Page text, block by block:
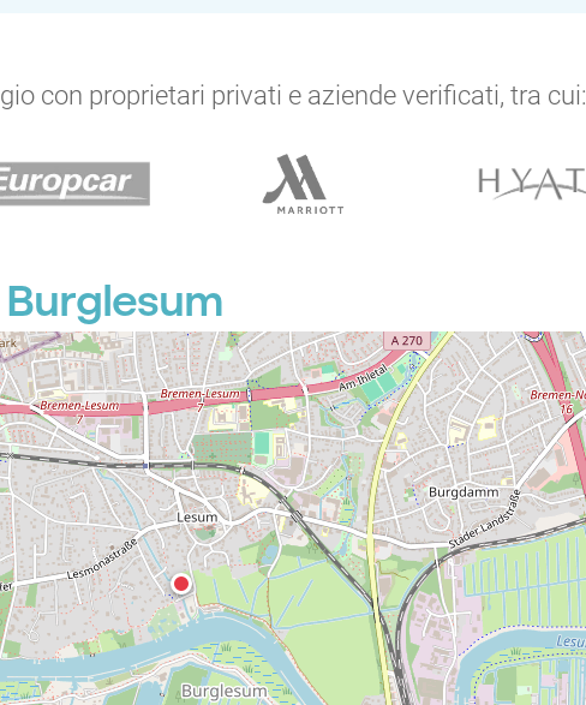
con proprietari privati e aziende verificati, tra cui: